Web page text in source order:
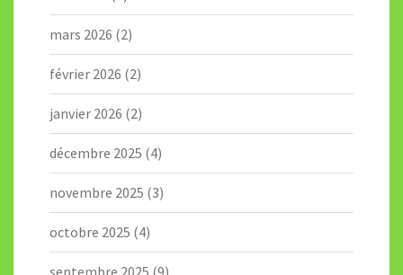
mars 2026 (2)
février 2026 (2)
janvier 2026 (2)
décembre 2025 (4)
novembre 2025 (3)
octobre 2025 (4)